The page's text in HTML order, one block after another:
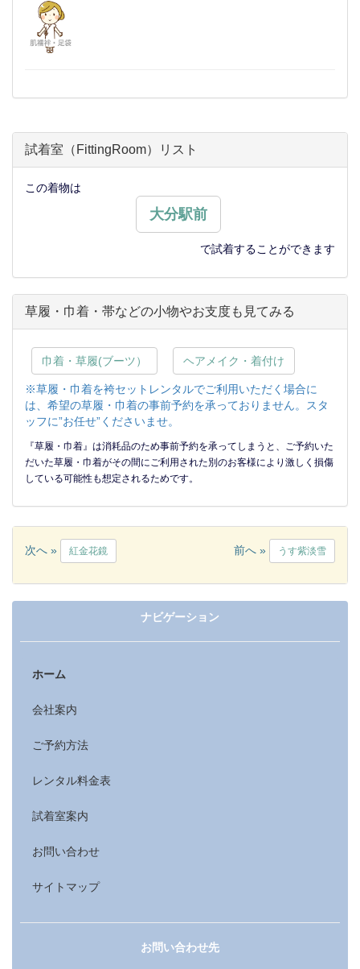
試着室（FittingRoom）リスト
この着物は
大分駅前
で試着することができます
草履・巾着・帯などの小物やお支度も見てみる
巾着・草履(ブーツ） ヘアメイク・着付け
※草履・巾着を袴セットレンタルでご利用いただく場合に
は、希望の草履・巾着の事前予約を承っておりません。スタ
ッフに”お任せ”くださいませ。
『草履・巾着』は消耗品のため事前予約を承ってしまうと、ご予約いた
だいた草履・巾着がその間にご利用された別のお客様により激しく損傷
している可能性も想定されるためです。
次へ » 紅金花鏡 前へ » うす紫淡雪
ナビゲーション
ホーム
会社案内
ご予約方法
レンタル料金表
試着室案内
お問い合わせ
サイトマップ
お問い合わせ先